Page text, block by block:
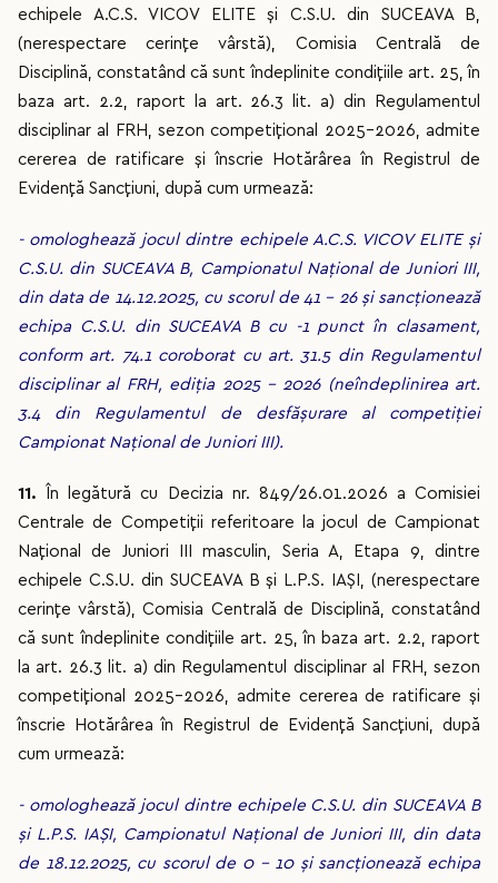
echipele A.C.S. VICOV ELITE și C.S.U. din SUCEAVA B,
(nerespectare cerințe vârstă), Comisia Centrală de
Disciplină, constatând că sunt îndeplinite condițiile art. 25, în
baza art. 2.2, raport la art. 26.3 lit. a) din Regulamentul
disciplinar al FRH, sezon competițional 2025-2026, admite
cererea de ratificare și înscrie Hotărârea în Registrul de
Evidență Sancțiuni, după cum urmează:
- omologhează jocul dintre echipele A.C.S. VICOV ELITE și
C.S.U. din SUCEAVA B, Campionatul Național de Juniori III,
din data de 14.12.2025, cu scorul de 41 - 26 și sancționează
echipa C.S.U. din SUCEAVA B cu -1 punct în clasament,
conform art. 74.1 coroborat cu art. 31.5 din Regulamentul
disciplinar al FRH, ediția 2025 – 2026 (neîndeplinirea art.
3.4 din Regulamentul de desfășurare al competiției
Campionat Național de Juniori III).
11.
În legătură cu Decizia nr. 849/26.01.2026 a Comisiei
Centrale de Competiții referitoare la jocul de Campionat
Național de Juniori III masculin, Seria A, Etapa 9, dintre
echipele C.S.U. din SUCEAVA B și L.P.S. IAȘI, (nerespectare
cerințe vârstă), Comisia Centrală de Disciplină, constatând
că sunt îndeplinite condițiile art. 25, în baza art. 2.2, raport
la art. 26.3 lit. a) din Regulamentul disciplinar al FRH, sezon
competițional 2025-2026, admite cererea de ratificare și
înscrie Hotărârea în Registrul de Evidență Sancțiuni, după
cum urmează:
- omologhează jocul dintre echipele C.S.U. din SUCEAVA B
și L.P.S. IAȘI, Campionatul Național de Juniori III, din data
de 18.12.2025, cu scorul de 0 - 10 și sancționează echipa